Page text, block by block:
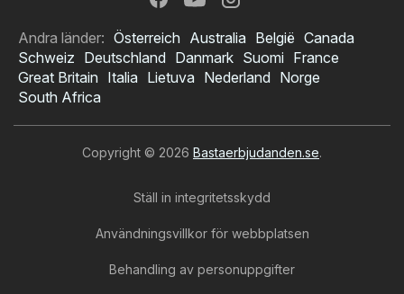
Andra länder: Österreich Australia België Canada
Schweiz Deutschland Danmark Suomi France
Great Britain Italia Lietuva Nederland Norge
South Africa
Copyright © 2026 Bastaerbjudanden.se.
Ställ in integritetsskydd
Användningsvillkor för webbplatsen
Behandling av personuppgifter